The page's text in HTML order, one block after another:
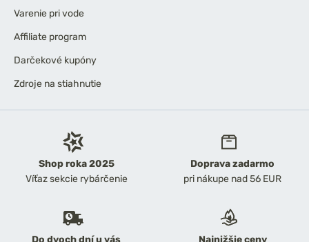
Shop roka 2025
Víťaz sekcie rybárčenie
Doprava zadarmo
pri nákupe nad 56 EUR
Do dvoch dní u vás Najnižšie ceny
Varenie pri vode
Affiliate program
Darčekové kupóny
Zdroje na stiahnutie